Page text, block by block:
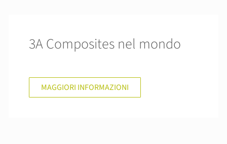
3A Composites nel mondo
MAGGIORI INFORMAZIONI